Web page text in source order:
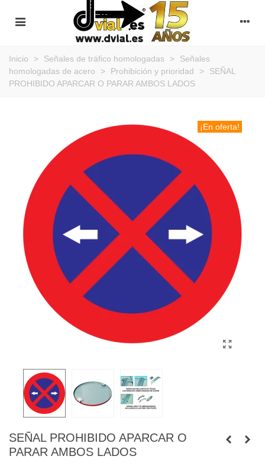
Inicio > Señales de tráfico homologadas >
Señales
homologadas de acero
> Prohibición y prioridad >
SEÑAL
PROHIBIDO APARCAR O PARAR AMBOS LADOS
¡En oferta!
SEÑAL PROHIBIDO APARCAR O
PARAR AMBOS LADOS